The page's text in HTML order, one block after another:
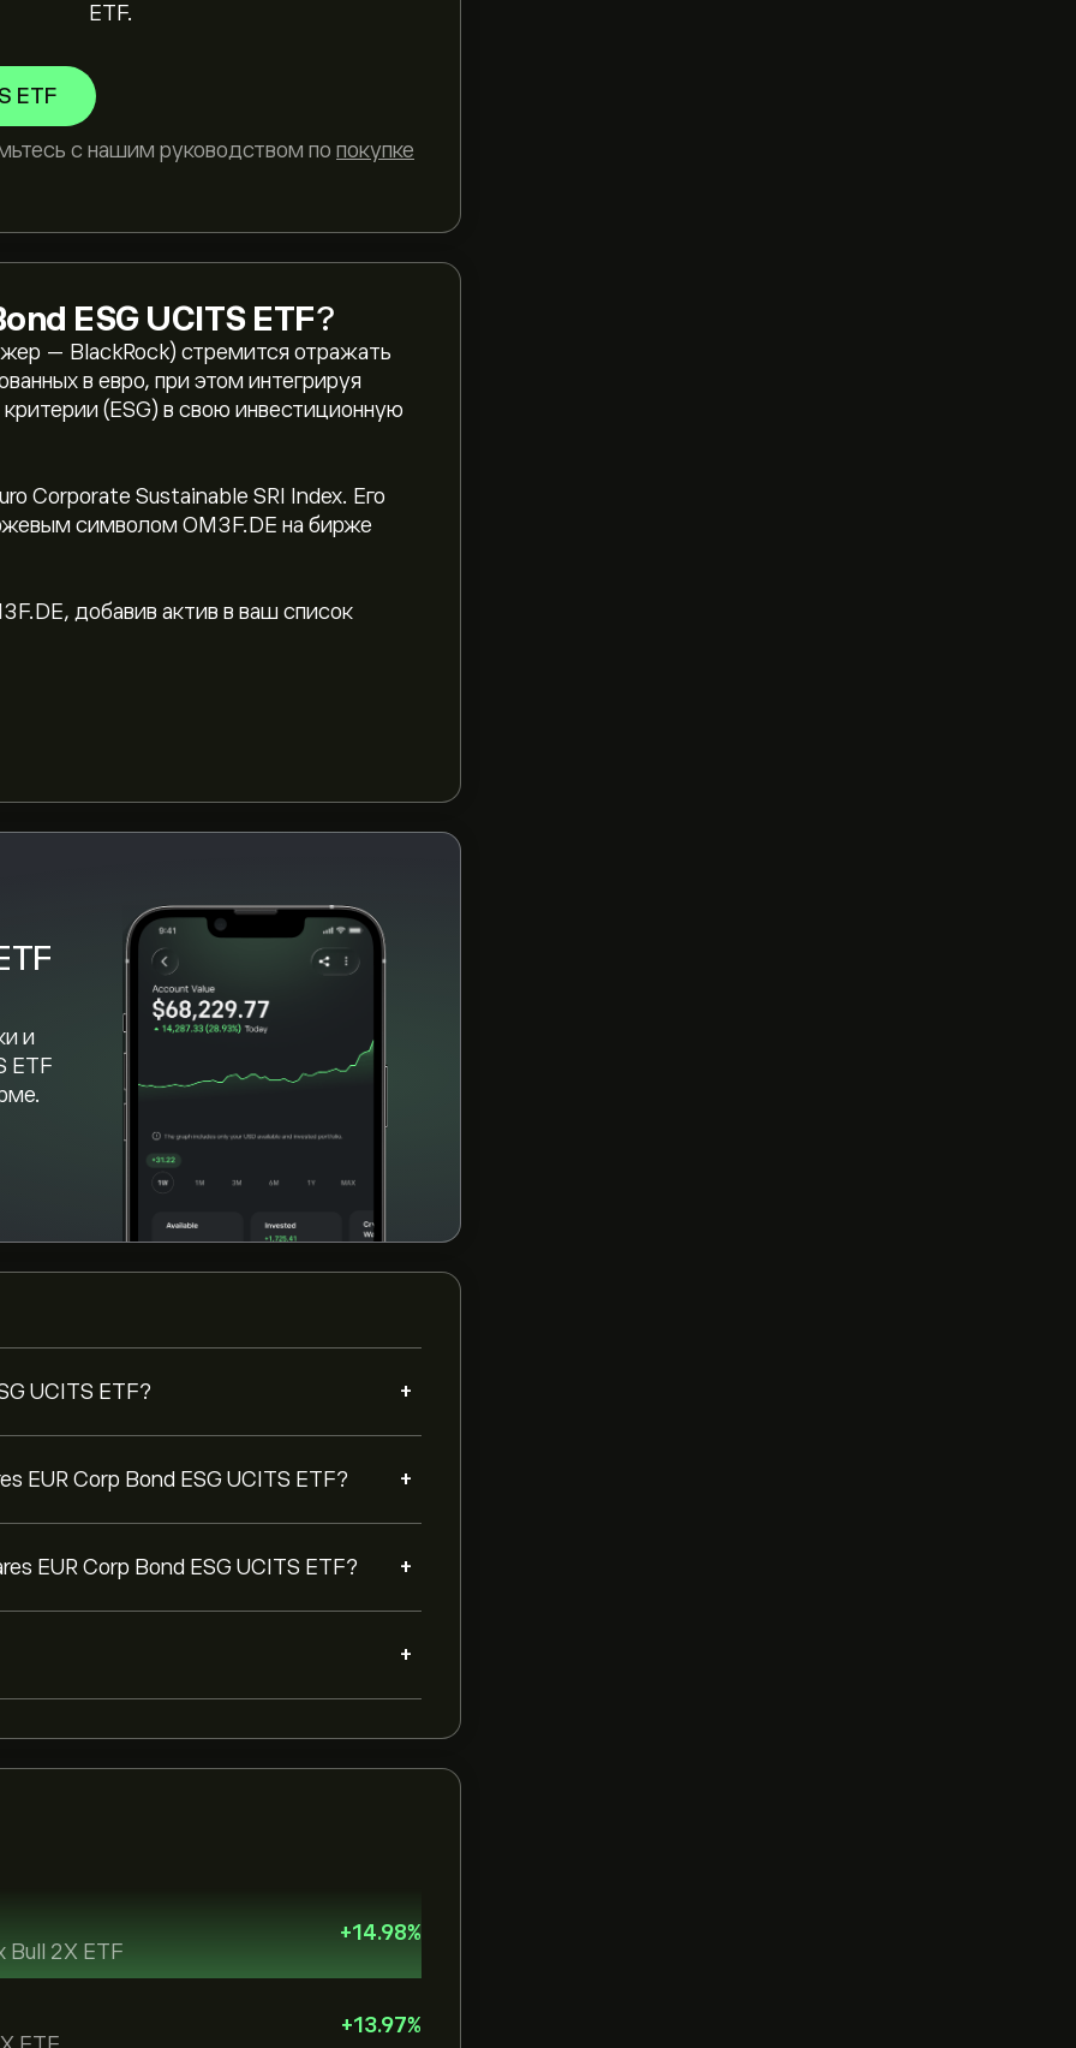
ETF.
ETF
с нашим руководством по покупке
ESG UCITS ETF?
— BlackRock) стремится отражать
в евро, при этом интегрируя
(ESG) в свою инвестиционную
Corporate Sustainable SRI Index. Его
символом OM3F.DE на бирже
добавив актив в ваш список
и
ETF
UCITS ETF? +
США
EUR Corp Bond ESG UCITS ETF? +
ESG UCITS ETF — 25.0000‎€‎ долларов
EUR Corp Bond ESG UCITS ETF? +
на графике eToro и уменьшите
цены iShares EUR Corp Bond ESG
+
"iShares EUR Corp Bond ESG UCITS
как вы создали счет и внесли
сколько iShares EUR Corp Bond ESG
можете разместить ордер для покупки
Bull 2X ETF
+14.98%
+13.97%